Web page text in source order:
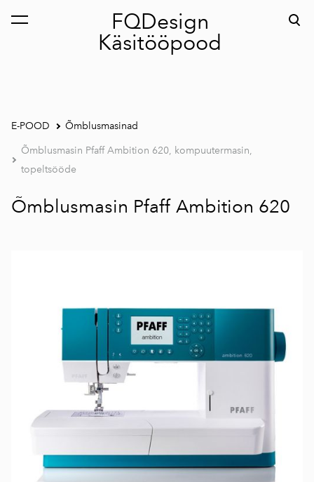
FQDesign
Käsitööpood
lisati ostukorvi. Vaata ostukorvi
E-POOD Õmblusmasinad
Õmblusmasin Pfaff Ambition 620, kompuutermasin,
topeltsööde
Õmblusmasin Pfaff Ambition 620